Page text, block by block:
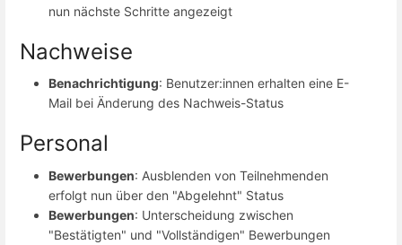
nun nächste Schritte angezeigt
Nachweise
Benachrichtigung: Benutzer:innen erhalten eine E-
Mail bei Änderung des Nachweis-Status
Personal
Bewerbungen: Ausblenden von Teilnehmenden
erfolgt nun über den "Abgelehnt" Status
Bewerbungen: Unterscheidung zwischen
"Bestätigten" und "Vollständigen" Bewerbungen